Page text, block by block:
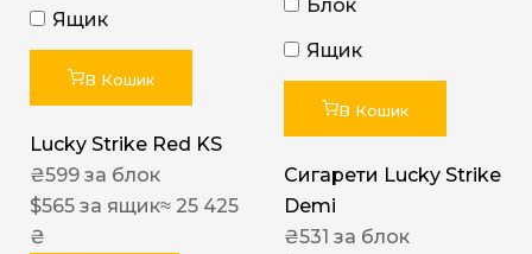
Ящик
В Кошик
Lucky Strike Red KS
₴599 за блок
$565 за ящик≈ 25 425
₴
Блок
Ящик
В Кошик
Сигарети Lucky Strike
Demi
₴531 за блок